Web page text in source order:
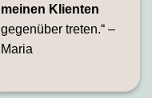
meinen Klienten
gegenüber treten.“ –
Maria